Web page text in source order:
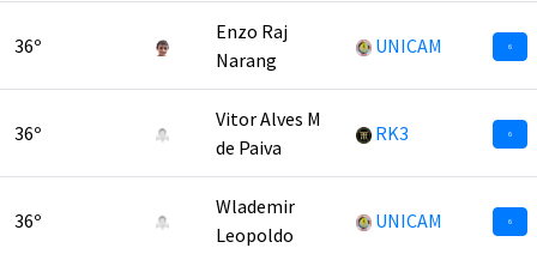
36º
Enzo Raj
Narang
UNICAM 6
36º
Vitor Alves M
de Paiva
RK3 6
36º
Wlademir
Leopoldo
UNICAM 6